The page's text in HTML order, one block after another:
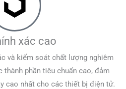
xác cao
và kiểm soát chất lượng nghiêm
thành phần tiêu chuẩn cao, đảm
cao nhất cho các thiết bị điện tử.